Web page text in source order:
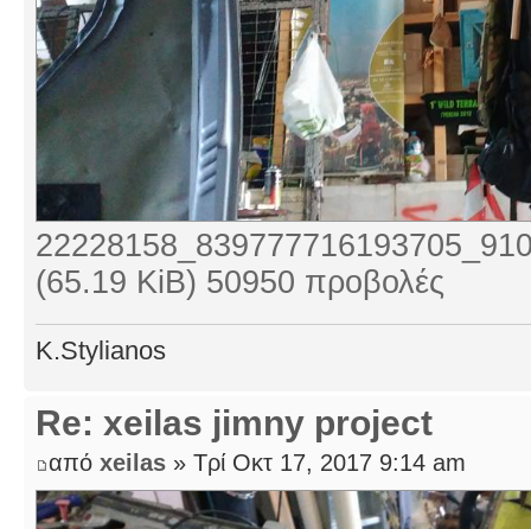
(65.19 KiB) 50950 προβολές
K.Stylianos
Re: xeilas jimny project
από xeilas » Τρί Οκτ 17, 2017 9:14 am